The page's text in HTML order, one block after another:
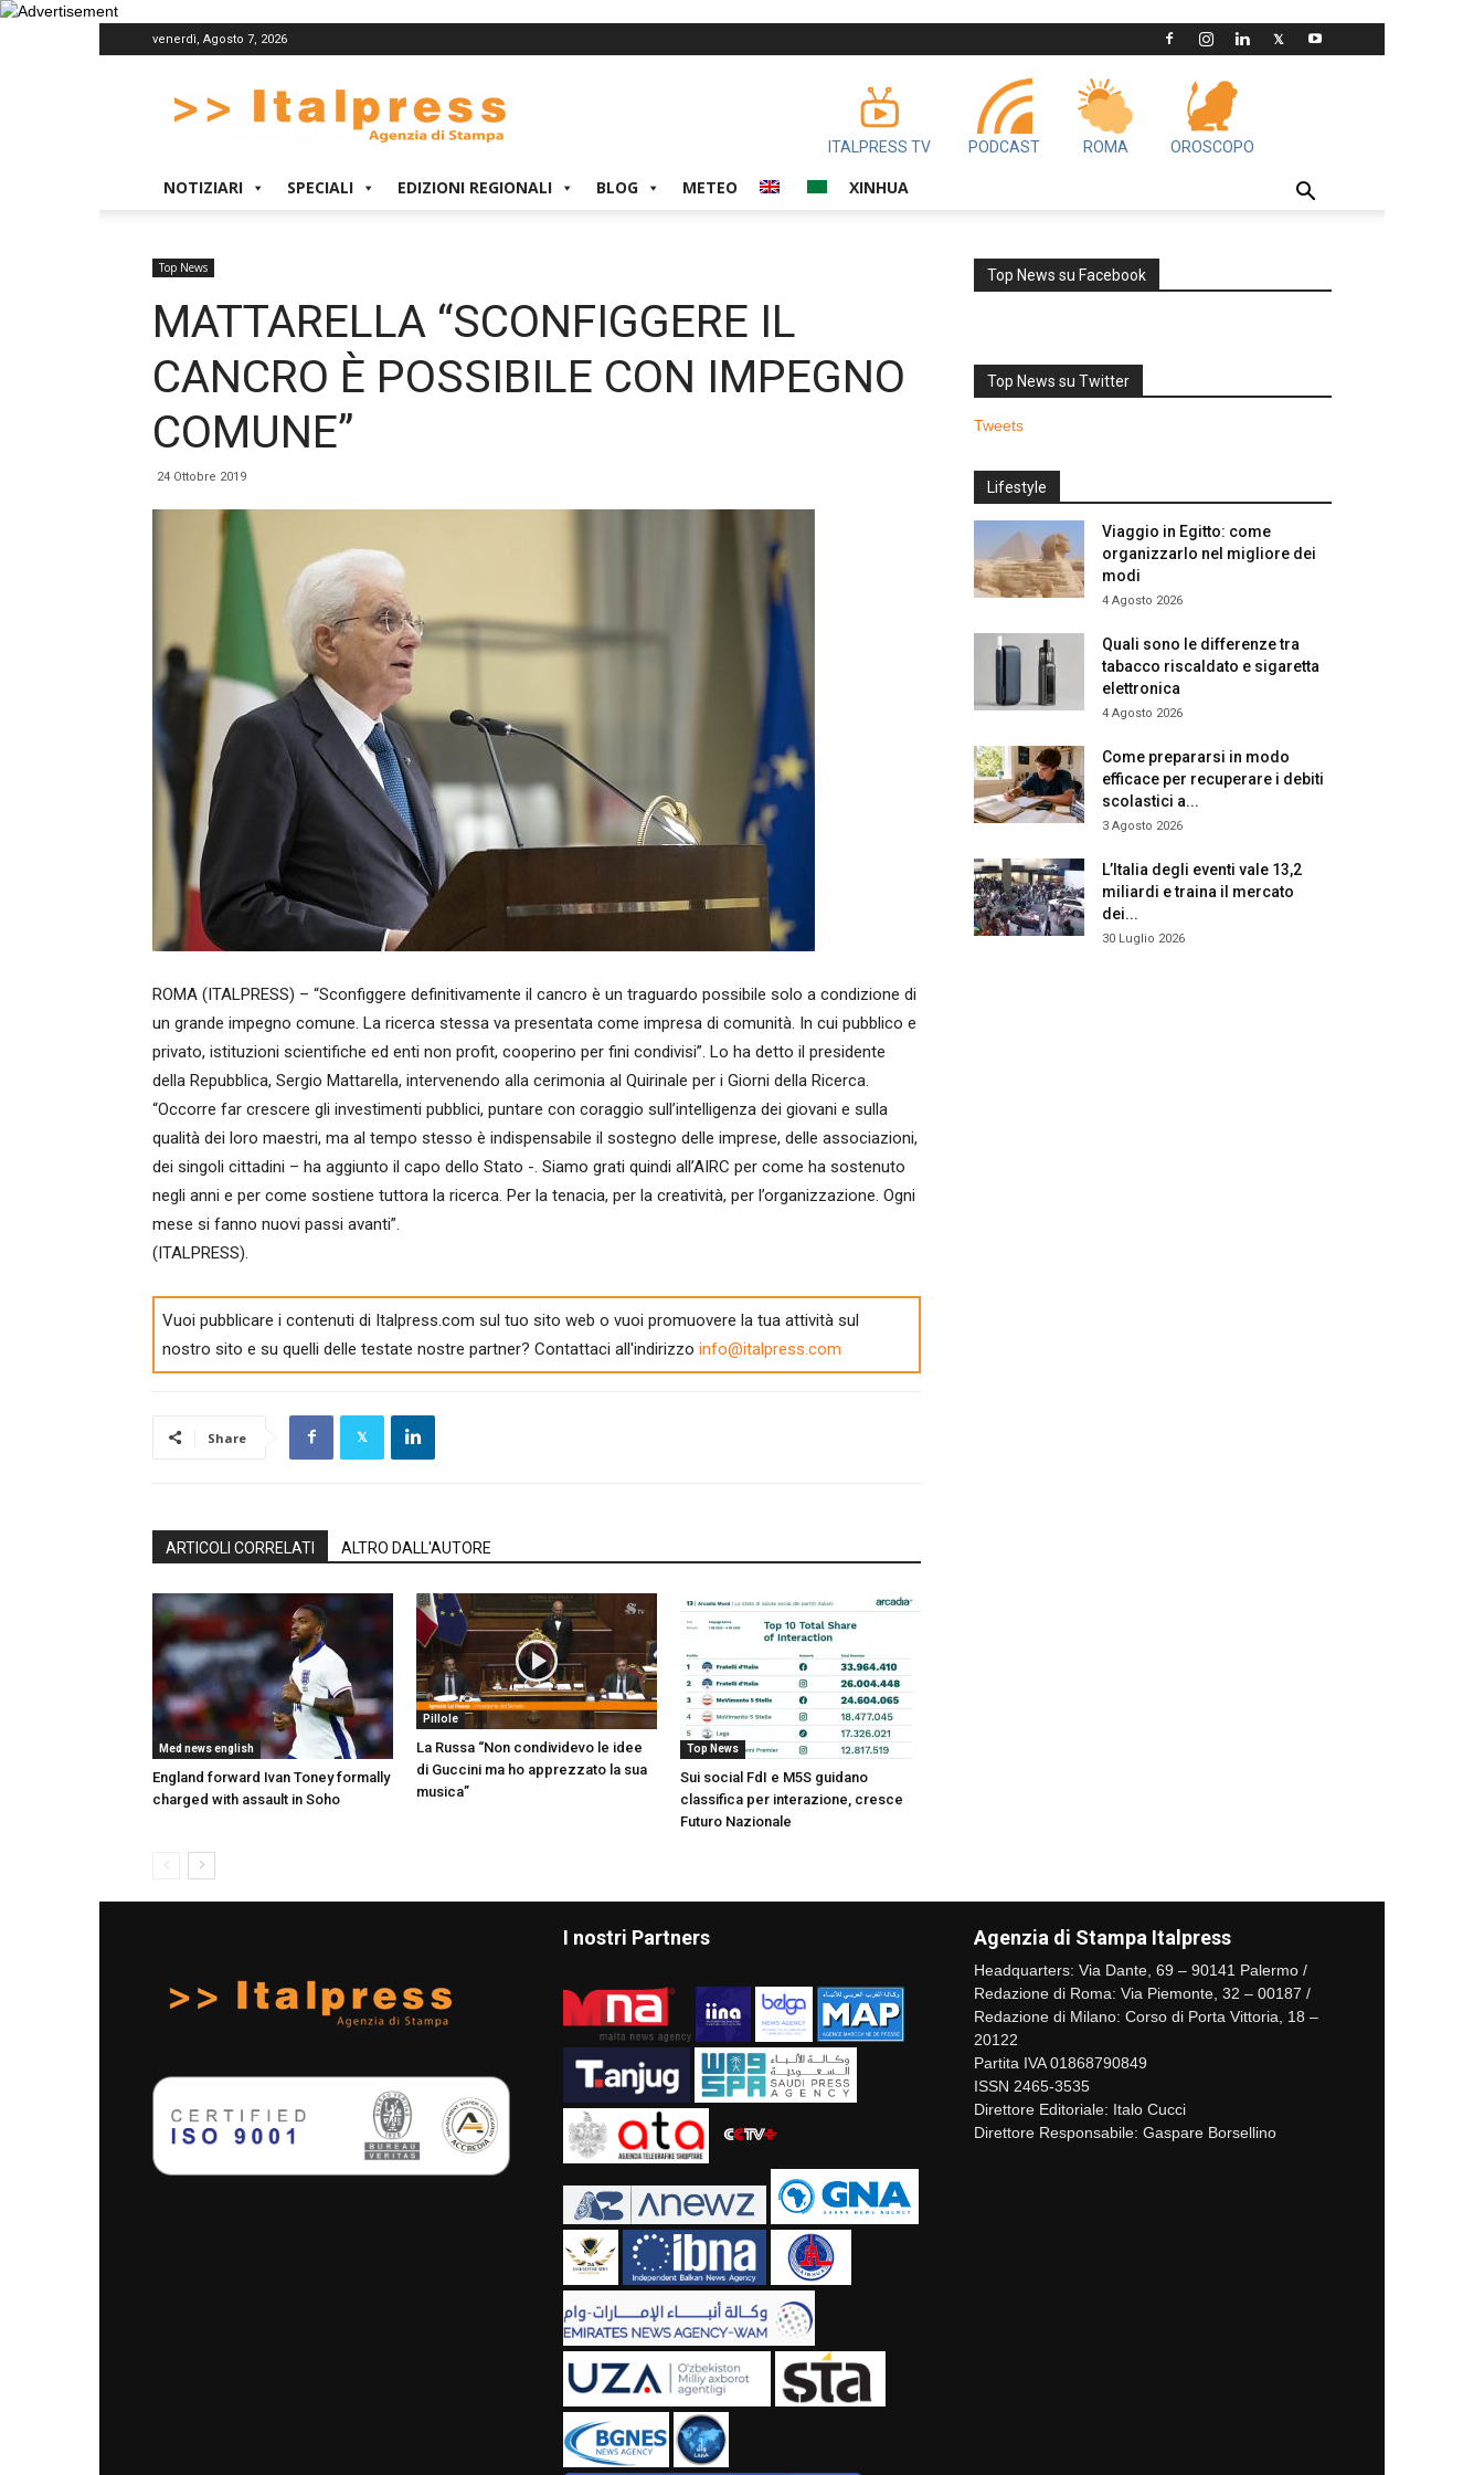
venerdì, Agosto 7, 2026
ITALPRESS TV PODCAST ROMA OROSCOPO
NOTIZIARI SPECIALI EDIZIONI REGIONALI BLOG METEO XINHUA
Top News
MATTARELLA “SCONFIGGERE IL
CANCRO È POSSIBILE CON IMPEGNO
COMUNE”
24 Ottobre 2019
ROMA (ITALPRESS) – “Sconfiggere definitivamente il cancro è un traguardo possibile solo a condizione di
un grande impegno comune. La ricerca stessa va presentata come impresa di comunità. In cui pubblico e
privato, istituzioni scientifiche ed enti non profit, cooperino per fini condivisi”. Lo ha detto il presidente
della Repubblica, Sergio Mattarella, intervenendo alla cerimonia al Quirinale per i Giorni della Ricerca.
“Occorre far crescere gli investimenti pubblici, puntare con coraggio sull’intelligenza dei giovani e sulla
qualità dei loro maestri, ma al tempo stesso è indispensabile il sostegno delle imprese, delle associazioni,
dei singoli cittadini – ha aggiunto il capo dello Stato -. Siamo grati quindi all’AIRC per come ha sostenuto
negli anni e per come sostiene tuttora la ricerca. Per la tenacia, per la creatività, per l’organizzazione. Ogni
mese si fanno nuovi passi avanti”.
(ITALPRESS).
Vuoi pubblicare i contenuti di Italpress.com sul tuo sito web o vuoi promuovere la tua attività sul
nostro sito e su quelli delle testate nostre partner? Contattaci all'indirizzo info@italpress.com
Share
ARTICOLI CORRELATI ALTRO DALL'AUTORE
Med news english
England forward Ivan Toney formally
charged with assault in Soho
Pillole
La Russa “Non condividevo le idee
di Guccini ma ho apprezzato la sua
musica”
Top News
Sui social FdI e M5S guidano
classifica per interazione, cresce
Futuro Nazionale
Top News su Facebook
Top News su Twitter
Tweets
Lifestyle
Viaggio in Egitto: come
organizzarlo nel migliore dei
modi
4 Agosto 2026
Quali sono le differenze tra
tabacco riscaldato e sigaretta
elettronica
4 Agosto 2026
Come prepararsi in modo
efficace per recuperare i debiti
scolastici a...
3 Agosto 2026
L’Italia degli eventi vale 13,2
miliardi e traina il mercato
dei...
30 Luglio 2026
I nostri Partners Agenzia di Stampa Italpress
Headquarters: Via Dante, 69 – 90141 Palermo /
Redazione di Roma: Via Piemonte, 32 – 00187 /
Redazione di Milano: Corso di Porta Vittoria, 18 –
20122
Partita IVA 01868790849
ISSN 2465-3535
Direttore Editoriale: Italo Cucci
Direttore Responsabile: Gaspare Borsellino